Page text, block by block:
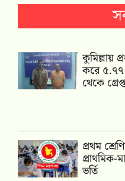
কুমিল্লায়
করে
থেকে
প্রথম
প্রাথমিক-
ভর্তি